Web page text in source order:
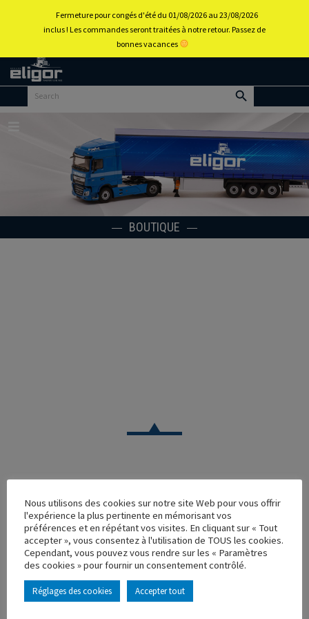
Retour
BOUTIQUE
CAMION
PORTEUR LOUEZ VALEM NEUILLY S/ MAR
Réf. : 110618
Rupture de stock
Caractéristique principales :
Nous utilisons des cookies sur notre site Web pour vous offrir
l'expérience la plus pertinente en mémorisant vos
préférences et en répétant vos visites. En cliquant sur « Tout
accepter », vous consentez à l'utilisation de TOUS les cookies.
Cependant, vous pouvez vous rendre sur les « Paramètres
des cookies » pour fournir un consentement contrôlé.
Réglages des cookies Accepter tout
Fermeture pour congés d'été du 01/08/2026 au 23/08/2026
inclus ! Les commandes seront traitées à notre retour. Passez de
bonnes vacances